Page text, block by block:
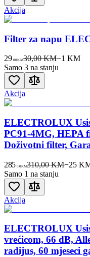
Akcija
Filter za napu
29 00KM30,00 KM−1 KM
Samo 3 na stanju
Akcija
ELECTROLUX
PC91-4MG, HEPA
Doživotni filter,
285 00KM310,00 KM−25
Samo 1 na stanju
Akcija
ELECTROLUX
vrećicom, 66 dB,
radijus, 60 mjeseci